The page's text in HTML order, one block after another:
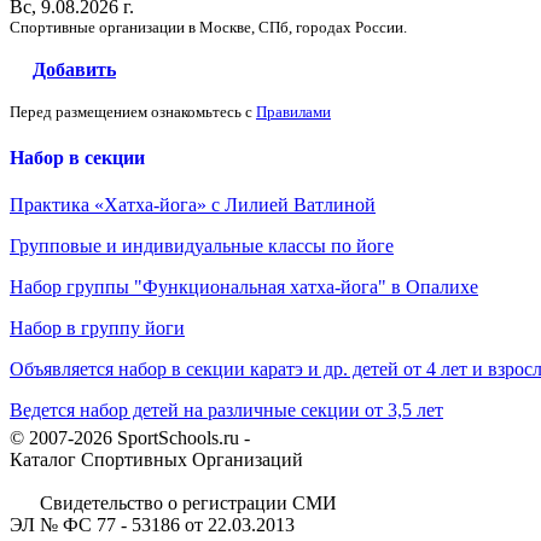
Вс, 9.08.2026 г.
Спортивные организации в Москве, СПб, городах России.
Добавить
Перед размещением ознакомьтесь с Правилами
Набор в секции
Практика «Хатха-йога» с Лилией Ватлиной
Групповые и индивидуальные классы по йоге
Набор группы "Функциональная хатха-йога" в Опалихе
Набор в группу йоги
Объявляется набор в секции каратэ и др. детей от 4 лет и
Ведется набор детей на различные секции от 3,5 лет
© 2007-2026 SportSchools.ru -
Каталог Спортивных Организаций
Свидетельство о регистрации СМИ
ЭЛ № ФС 77 - 53186 от 22.03.2013